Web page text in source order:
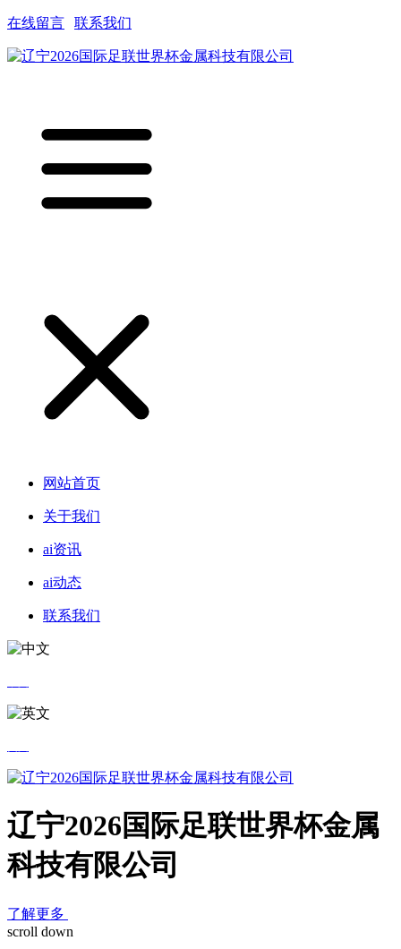
在线留言 联系我们
网站首页
关于我们
ai资讯
ai动态
联系我们
辽宁2026国际足联世界杯金属
科技有限公司
了解更多
scroll down